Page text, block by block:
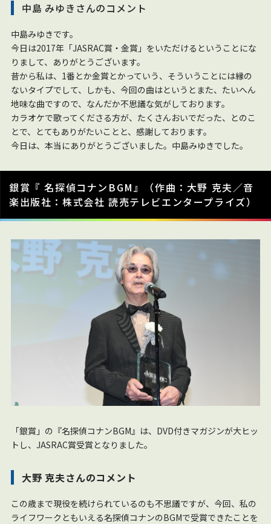
中島 みゆきさんのコメント
中島みゆきです。
今日は2017年「JASRAC賞・金賞」をいただけるということにな
りまして、ありがとうございます。
昔から私は、1番とか金賞とかっていう、そういうことには縁の
ないタイプでして、しかも、今回の曲はというとまた、たいへん
地味な曲ですので、なんだか不思議な気がしております。
カラオケで歌ってくださる方が、たくさんおいでだった、とのこ
とで、とてもありがたいことと、感謝しております。
今日は、本当にありがとうございました。中島みゆきでした。
銀賞『 名探偵コナンBGM』（作曲：大野 克夫／音
楽出版社：株式会社 読売テレビエンタープライズ）
「銀賞」の『名探偵コナンBGM』は、DVD付きマガジンが大ヒッ
トし、JASRAC賞受賞となりました。
大野 克夫さんのコメント
この歳まで現役を続けられているのも不思議ですが、今回、私の
ライフワークともいえる名探偵コナンのBGMで受賞できたことを